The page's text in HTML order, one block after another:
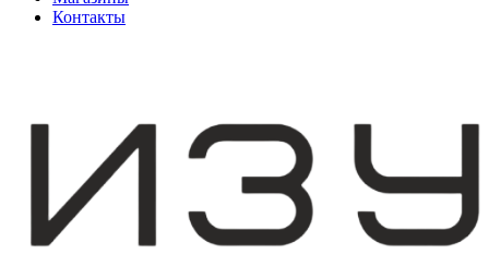
Контакты